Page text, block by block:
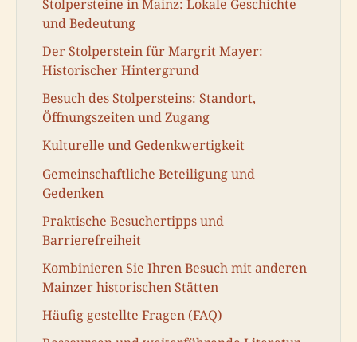
Stolpersteine in Mainz: Lokale Geschichte
und Bedeutung
Der Stolperstein für Margrit Mayer:
Historischer Hintergrund
Besuch des Stolpersteins: Standort,
Öffnungszeiten und Zugang
Kulturelle und Gedenkwertigkeit
Gemeinschaftliche Beteiligung und
Gedenken
Praktische Besuchertipps und
Barrierefreiheit
Kombinieren Sie Ihren Besuch mit anderen
Mainzer historischen Stätten
Häufig gestellte Fragen (FAQ)